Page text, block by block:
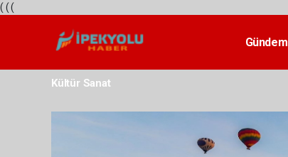
( ((
Gündem
Kültür Sanat